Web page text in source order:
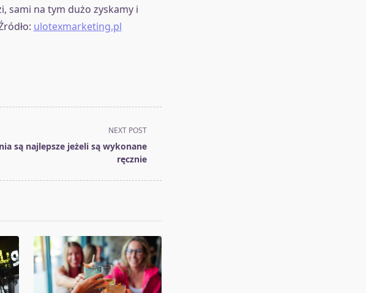
sami na tym dużo zyskamy i
ulotexmarketing.pl
NEXT POST
są najlepsze jeżeli są wykonane
ręcznie